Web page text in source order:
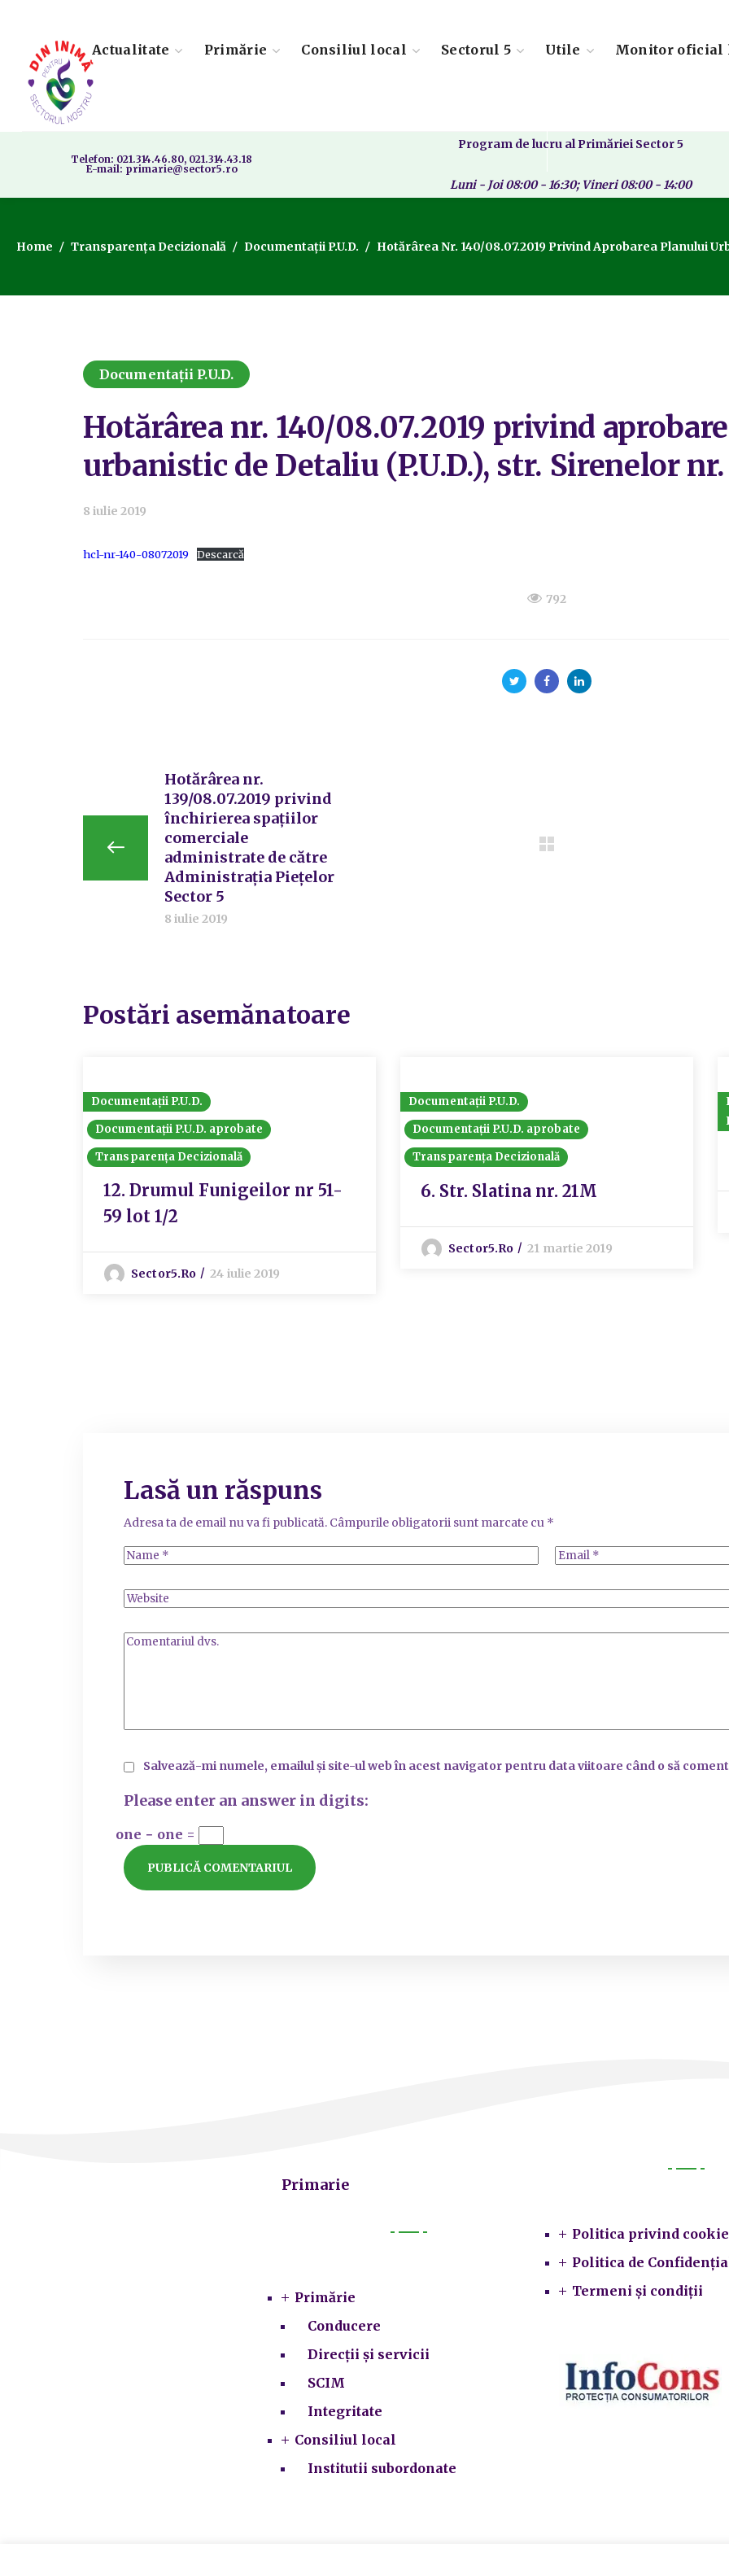
Actualitate Primărie Consiliul local Sectorul 5 Utile Monitor oficial
Telefon: 021.314.46.80, 021.314.43.18
E-mail: primarie@sector5.ro
Program de lucru al Primăriei Sector 5
Luni - Joi 08:00 - 16:30; Vineri 08:00 - 14:00
Home Transparența Decizională Documentații P.U.D. Hotărârea Nr. 140/08.07.2019 Privind Aprobarea Planului
Documentații P.U.D.
Hotărârea nr. 140/08.07.2019 privind
urbanistic de Detaliu (P.U.D.), str. Sirenelor
8 iulie 2019
hcl-nr-140-08072019 Descarcă
792
Hotărârea nr.
139/08.07.2019 privind
închirierea spațiilor
comerciale
administrate de către
Administrația Piețelor
Sector 5
8 iulie 2019
Postări asemănatoare
Documentații P.U.D.
Documentații P.U.D. aprobate
Transparența Decizională
12. Drumul Funigeilor nr 51-
59 lot 1/2
Sector5.ro 24 iulie 2019
Documentații P.U.D.
Documentații P.U.D. aprobate
Transparența Decizională
6. Str. Slatina nr. 21M
Sector5.ro 21 martie 2019
Lasă un răspuns
Adresa ta de email nu va fi publicată. Câmpurile obligatorii sunt marcate cu *
Salvează-mi numele, emailul și site-ul web în acest navigator pentru data viitoare când o să
Please enter an answer in digits:
one − one =
Primarie
Primărie
Conducere
Direcții și servicii
SCIM
Integritate
Consiliul local
Institutii subordonate
Politica privind
Politica de
Termeni și condiții